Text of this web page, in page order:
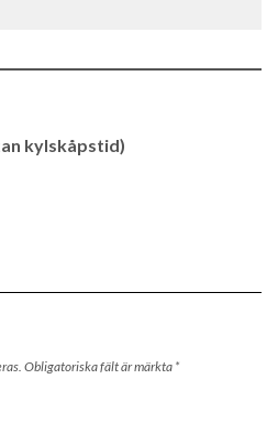
kylskåpstid)
Obligatoriska fält är märkta *